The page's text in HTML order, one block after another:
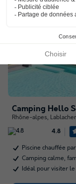
Camping Hello
Rhône-alpes,
4.8
Piscine chauffée
Camping calme,
Idéal pour visiter